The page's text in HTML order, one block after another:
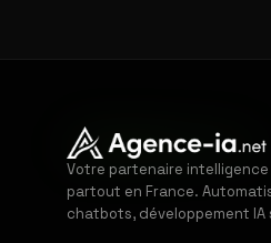
Votre partenaire
partout en France.
chatbots, développement IA